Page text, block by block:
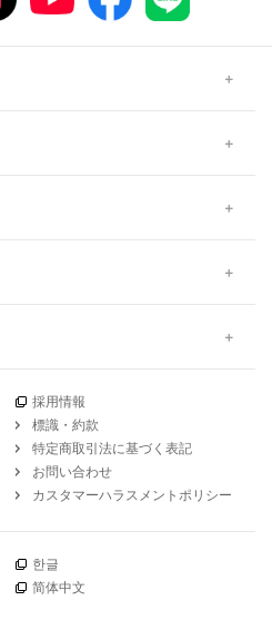
採用情報
標識・約款
特定商取引法に基づく表記
お問い合わせ
カスタマーハラスメントポリシー
한글
简体中文